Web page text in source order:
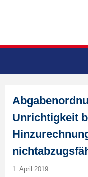
Unrichtigkeit
1. April 2019